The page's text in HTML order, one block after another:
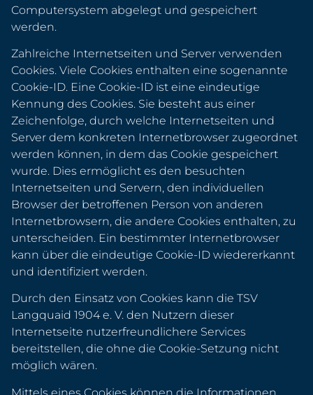
Computersystem abgelegt und gespeichert
werden.
Zahlreiche Internetseiten und Server verwenden
Cookies. Viele Cookies enthalten eine sogenannte
Cookie-ID. Eine Cookie-ID ist eine eindeutige
Kennung des Cookies. Sie besteht aus einer
Zeichenfolge, durch welche Internetseiten und
Server dem konkreten Internetbrowser zugeordnet
werden können, in dem das Cookie gespeichert
wurde. Dies ermöglicht es den besuchten
Internetseiten und Servern, den individuellen
Browser der betroffenen Person von anderen
Internetbrowsern, die andere Cookies enthalten, zu
unterscheiden. Ein bestimmter Internetbrowser
kann über die eindeutige Cookie-ID wiedererkannt
und identifiziert werden.
Durch den Einsatz von Cookies kann die TSV
Langquaid 1904 e. V. den Nutzern dieser
Internetseite nutzerfreundlichere Services
bereitstellen, die ohne die Cookie-Setzung nicht
möglich wären.